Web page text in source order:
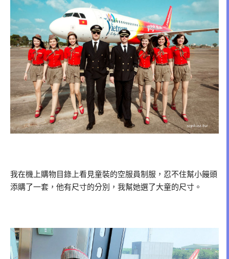
我在機上購物目錄上看見童裝的空服員制服，忍不住幫小饅頭
添購了一套，他有尺寸的分別，我幫她選了大童的尺寸。